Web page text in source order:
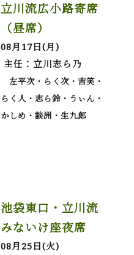
立川流広小路寄席
（昼席）
08月17日(月)
主任：立川志ら乃
左平次・らく次・吉笑・
らく人・志ら鈴・うぃん・
かしめ・談洲・生九郎
池袋東口・立川流
みないけ座夜席
08月25日(火)